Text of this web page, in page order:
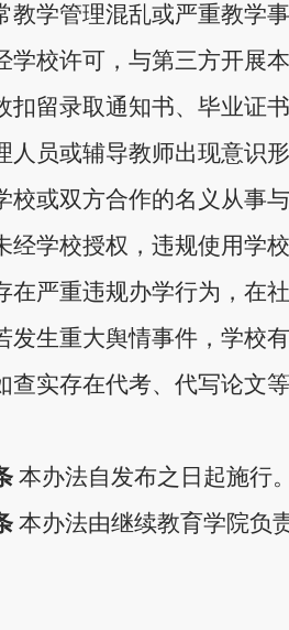
教学管理混乱或严重教学
学校许可，与第三方开
扣留录取通知书、毕业证
人员或辅导教师出现意识
校或双方合作的名义从
经学校授权，违规使用学
在严重违规办学行为，在
发生重大舆情事件，学
查实存在代考、代写论文
本办法自发布之日起施行
本办法由继续教育学院负